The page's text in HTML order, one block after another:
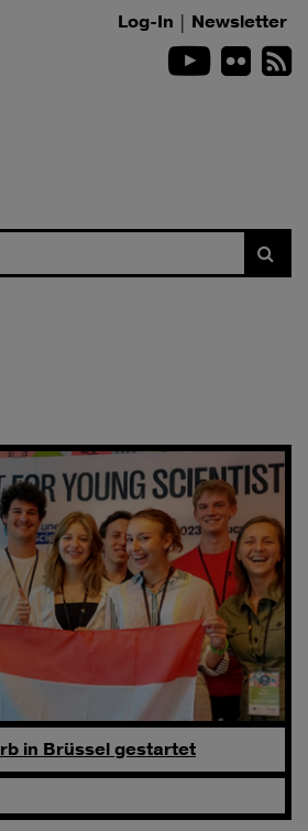
Log-In | Newsletter
Youtube
Flickr
in Brüssel gestartet